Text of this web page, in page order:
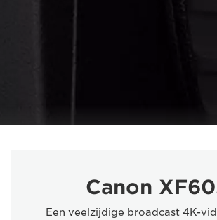
Canon
Een veelzijdige broadcast 4K-